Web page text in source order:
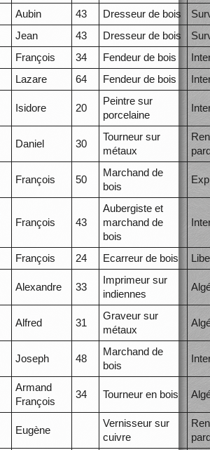
Aubin 43 Dresseur de bois
Jean 43 Dresseur de bois
François 34 Fendeur de bois
Lazare 64 Fendeur de bois
Isidore 20
Peintre sur
porcelaine
Daniel 30
Tourneur sur
métaux
François 50
Marchand de
bois
François 43
Aubergiste et
marchand de
bois
François 24 Ecarreur de bois
Alexandre 33
Imprimeur sur
indiennes
Alfred 31
Graveur sur
métaux
Joseph 48
Marchand de
bois
Armand
François
34 Tourneur en bois
Eugène
Vernisseur sur
cuivre